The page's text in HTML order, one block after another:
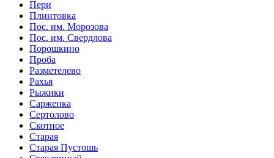
Пери
Плинтовка
Пос. им. Морозова
Пос. им. Свердлова
Порошкино
Проба
Разметелево
Рахья
Рыжики
Сарженка
Сертолово
Скотное
Старая
Старая Пустошь